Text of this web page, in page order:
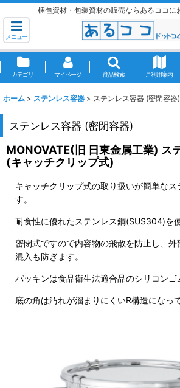
梱包資材・包装資材の販売ならあるココに
メニュー
カテゴリ マイページ 商品検索 ご利用案内
ホーム > ステンレス容器 > ステンレス容器 (密閉容器)
ステンレス容器 (密閉容器)
MONOVATE(旧 日東金属工業) ス
(キャッチクリップ式)
キャッチクリップ式の取り扱いが簡単な
す。
耐食性に優れたステンレス鋼(SUS304)を
密閉式ですので内容物の飛散を防止し、
混入も防ぎます。
パッキンは食品衛生法適合品のシリコンゴ
底の角は汚れが溜まりにくいR構造になっ